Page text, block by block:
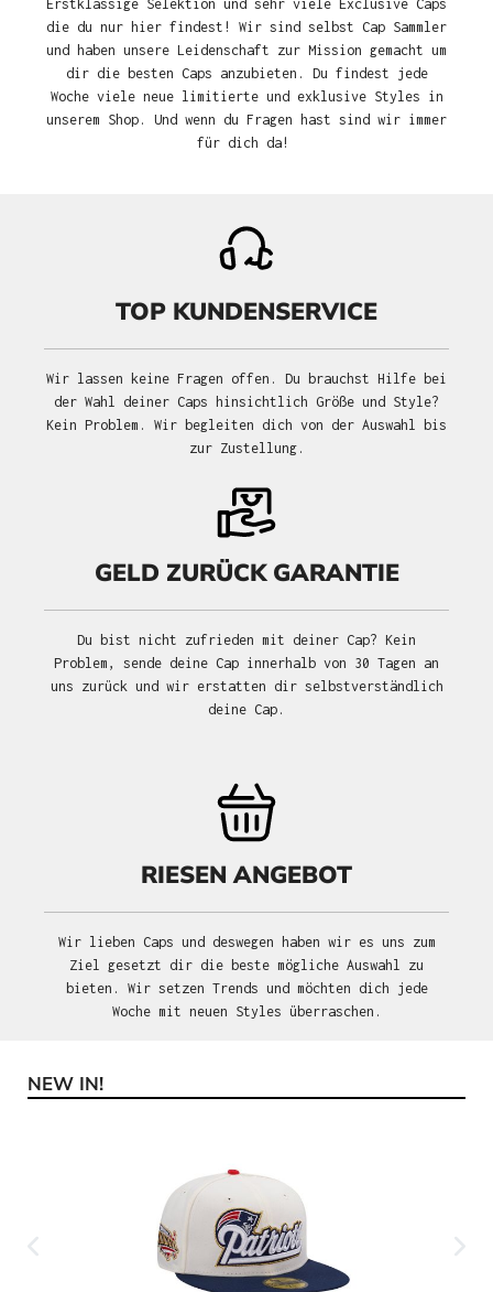
Erstklassige Selektion und sehr viele Exclusive Caps
die du nur hier findest! Wir sind selbst Cap Sammler
und haben unsere Leidenschaft zur Mission gemacht um
dir die besten Caps anzubieten. Du findest jede
Woche viele neue limitierte und exklusive Styles in
unserem Shop. Und wenn du Fragen hast sind wir immer
für dich da!
TOP KUNDENSERVICE
Wir lassen keine Fragen offen. Du brauchst Hilfe bei
der Wahl deiner Caps hinsichtlich Größe und Style?
Kein Problem. Wir begleiten dich von der Auswahl bis
zur Zustellung.
GELD ZURÜCK GARANTIE
Du bist nicht zufrieden mit deiner Cap? Kein
Problem, sende deine Cap innerhalb von 30 Tagen an
uns zurück und wir erstatten dir selbstverständlich
deine Cap.
RIESEN ANGEBOT
Wir lieben Caps und deswegen haben wir es uns zum
Ziel gesetzt dir die beste mögliche Auswahl zu
bieten. Wir setzen Trends und möchten dich jede
Woche mit neuen Styles überraschen.
Produktgalerie überspringen
NEW IN!